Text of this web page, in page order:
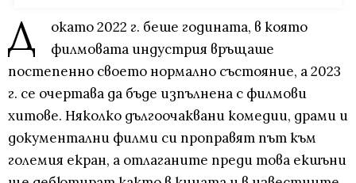
Д
окато 2022 г. беше годината, в която
филмовата индустрия връщаше
постепенно своето нормално състояние, a 2023
г. се очертава да бъде изпълнена с филмови
хитове. Няколко дългоочаквани комедии, драми и
документални филми си проправят път към
големия екран, а отлаганите преди това екшъни